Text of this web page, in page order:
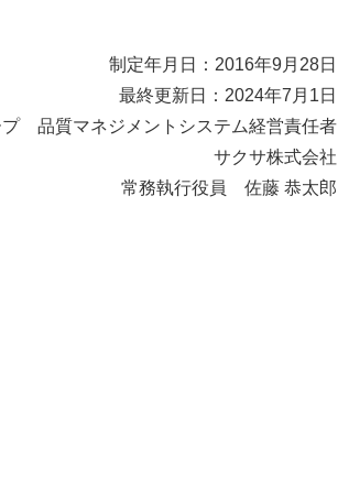
制定年月日：2016年9月28日
最終更新日：2024年7月1日
品質マネジメントシステム経営責任者
サクサ株式会社
常務執行役員 佐藤 恭太郎